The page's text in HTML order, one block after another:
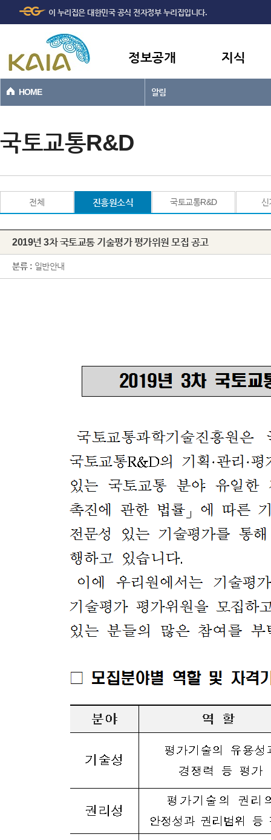
본문바로가기
이 누리집은 대한민국 공식 전자정부 누리집입니다.
정보공개 지식
HOME 알림
국토교통R&D
전체 진흥원소식 국토교통R&D 신
2019년 3차 국토교통 기술평가 평가위원 모집 공고
분류 : 일반안내